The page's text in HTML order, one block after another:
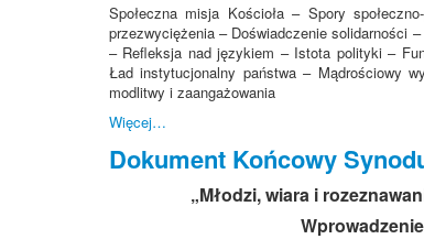
Społeczna misja Kościoła – Spory
przezwyciężenia – Doświadczenie solidarności
– Refleksja nad językiem – Istota polityki –
Ład instytucjonalny państwa – Mądrościowy
modlitwy i zaangażowania
Więcej…
Dokument Końcowy
„Młodzi, wiara i
Wprowadzenie